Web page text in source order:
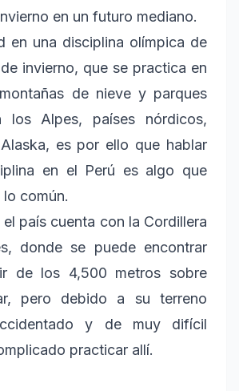
en un futuro mediano.
en una disciplina olímpica de
invierno, que se practica en
de nieve y parques
los Alpes, países nórdicos,
es por ello que hablar
en el Perú es algo que
común.
país cuenta con la Cordillera
donde se puede encontrar
de los 4,500 metros sobre
pero debido a su terreno
y de muy difícil
practicar allí.